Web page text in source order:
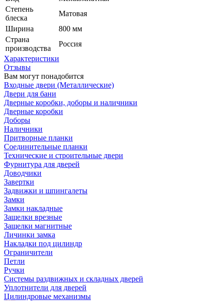
Степень
блеска
Матовая
Ширина
800 мм
Страна
производства
Россия
Характеристики
Отзывы
Вам могут понадобится
Входные двери (Металлические)
Двери для бани
Дверные коробки, доборы и наличники
Дверные коробки
Доборы
Наличники
Притворные планки
Соединительные планки
Технические и строительные двери
Фурнитура для дверей
Доводчики
Завертки
Задвижки и шпингалеты
Замки
Замки накладные
Защелки врезные
Защелки магнитные
Личинки замка
Накладки под цилиндр
Ограничители
Петли
Ручки
Системы раздвижных и складных дверей
Уплотнители для дверей
Цилиндровые механизмы